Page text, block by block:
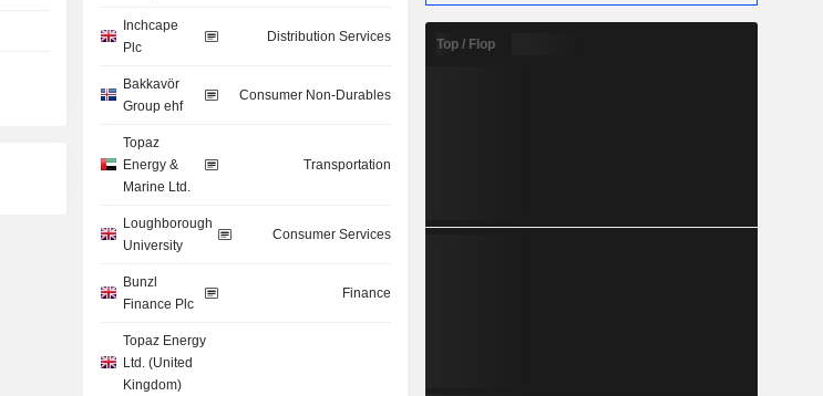
Inchcape
Plc
Distribution Services
Bakkavör
Group ehf
Consumer Non-Durables
Topaz
Energy &
Marine Ltd.
Transportation
Loughborough
University
Consumer Services
Bunzl
Finance Plc
Finance
Topaz Energy
Ltd. (United
Kingdom)
Top / Flop